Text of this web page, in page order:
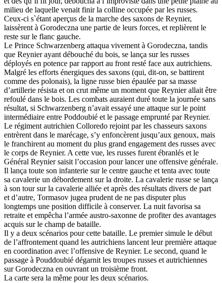
milieu de laquelle venait finir la colline occupée par les russes.
Ceux-ci s`étant aperçus de la marche des saxons de Reynier,
laissèrent à Gorodeczna une partie de leurs forces, et replièrent le
reste sur le flanc gauche.
Le Prince Schwarzenberg attaqua vivement à Gorodeczna, tandis
que Reynier ayant débouché du bois, se lança sur les russes
déployés en potence par rapport au front resté face aux autrichiens.
Malgré les efforts énergiques des saxons (qui, dit-on, se battirent
comme des polonais), la ligne russe bien épaulée par sa masse
d’artillerie résista et on crut même un moment que Reynier allait être
refoulé dans le bois. Les combats auraient duré toute la journée sans
résultat, si Schwarzenberg n’avait essayé une attaque sur le point
intermédiaire entre Poddoubié et le passage emprunté par Reynier.
Le régiment autrichien Colloredo rejoint par les chasseurs saxons
entrèrent dans le marécage, s’y enfoncèrent jusqu’aux genoux, mais
le franchirent au moment du plus grand engagement des russes avec
le corps de Reynier. A cette vue, les russes furent ébranlés et le
Général Reynier saisit l’occasion pour lancer une offensive générale.
Il lança toute son infanterie sur le centre gauche et tenta avec toute
sa cavalerie un débordement sur la droite. La cavalerie russe se lança
à son tour sur la cavalerie alliée et après des résultats divers de part
et d’autre, Tormasov jugea prudent de ne pas disputer plus
longtemps une position difficile à conserver. La nuit favorisa sa
retraite et empêcha l’armée austro-saxonne de profiter des avantages
acquis sur le champ de bataille.
Il y a deux scénarios pour cette bataille. Le premier simule le début
de l’affrontement quand les autrichiens lancent leur première attaque
en coordination avec l’offensive de Reynier. Le second, quand le
passage à Pouddoubié dégarnit les troupes russes et autrichiennes
sur Gorodeczna en ouvrant un troisième front.
La carte sera la même pour les deux scénarios.